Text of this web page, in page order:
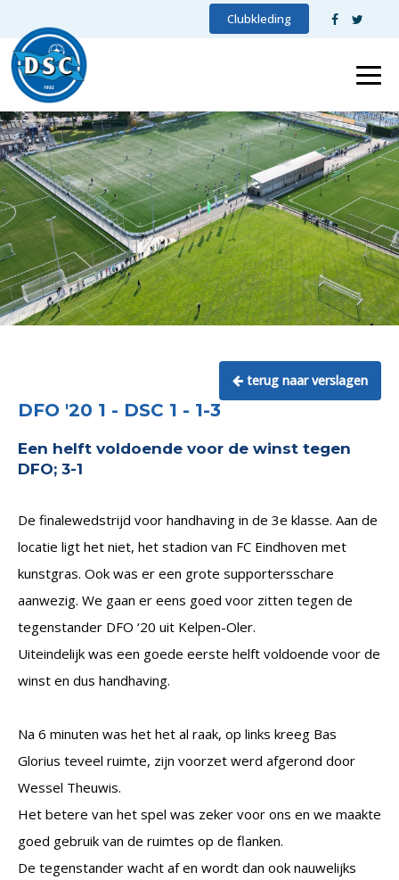
Clubkleding
terug naar verslagen
DFO '20 1 - DSC 1 - 1-3
Een helft voldoende voor de winst tegen
DFO; 3-1
De finalewedstrijd voor handhaving in de 3e klasse. Aan de
locatie ligt het niet, het stadion van FC Eindhoven met
kunstgras. Ook was er een grote supportersschare
aanwezig. We gaan er eens goed voor zitten tegen de
tegenstander DFO ‘20 uit Kelpen-Oler.
Uiteindelijk was een goede eerste helft voldoende voor de
winst en dus handhaving.
Na 6 minuten was het het al raak, op links kreeg Bas
Glorius teveel ruimte, zijn voorzet werd afgerond door
Wessel Theuwis.
Het betere van het spel was zeker voor ons en we maakte
goed gebruik van de ruimtes op de flanken.
De tegenstander wacht af en wordt dan ook nauwelijks